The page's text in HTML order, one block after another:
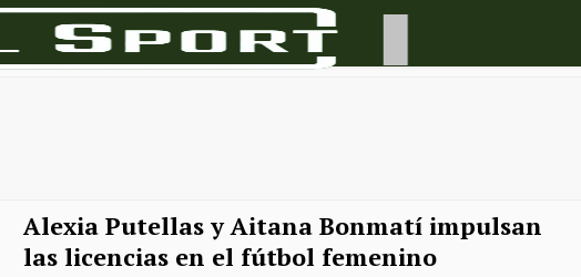
Alexia Putellas y Aitana Bonmatí impulsan
las licencias en el fútbol femenino